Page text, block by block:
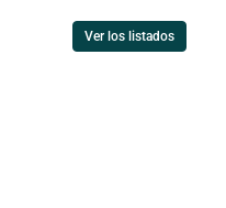
Ver los listados